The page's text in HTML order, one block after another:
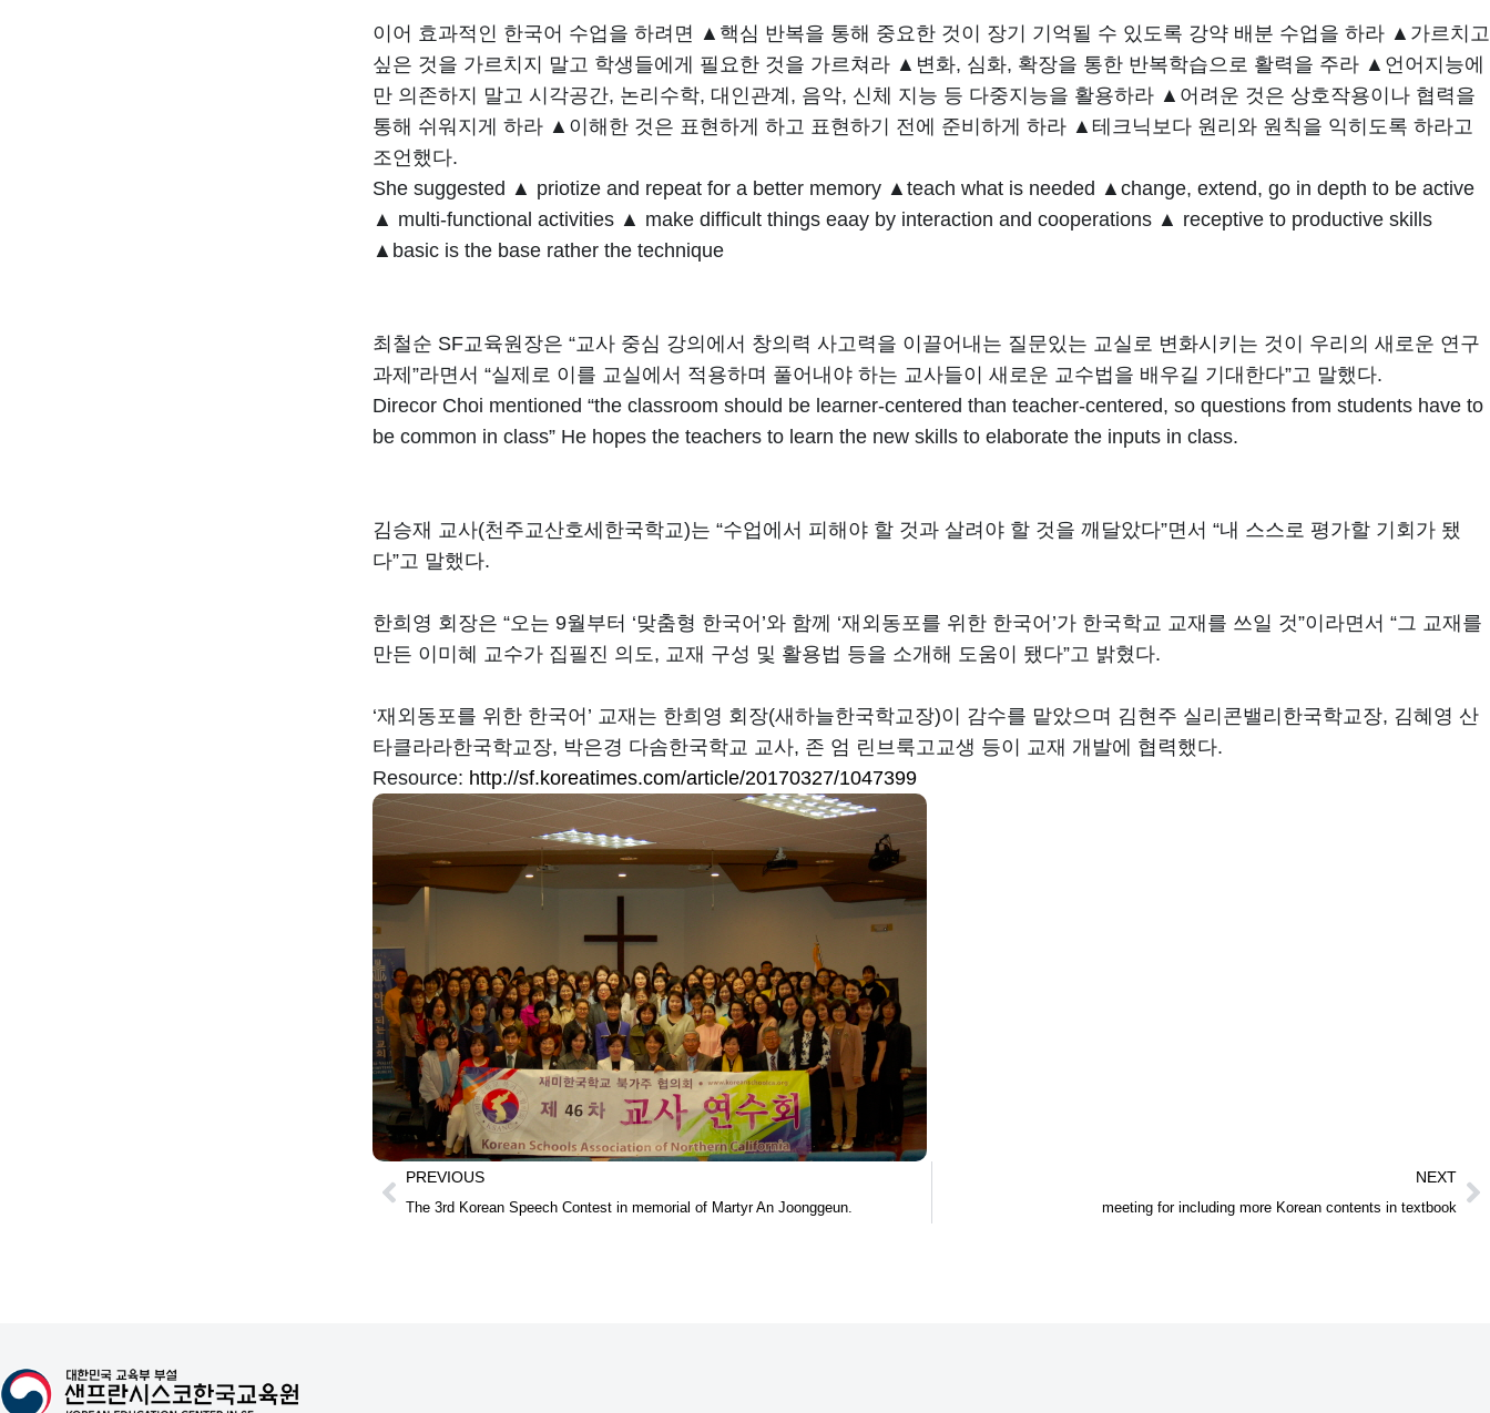
이어 효과적인 한국어 수업을 하려면 ▲핵심 반복을 통해 중요한 것이 장기 기억될 수 있도록 강약 배분 수업을 하라 ▲가르치고
싶은 것을 가르치지 말고 학생들에게 필요한 것을 가르쳐라 ▲변화, 심화, 확장을 통한 반복학습으로 활력을 주라 ▲언어지능에
만 의존하지 말고 시각공간, 논리수학, 대인관계, 음악, 신체 지능 등 다중지능을 활용하라 ▲어려운 것은 상호작용이나 협력을
통해 쉬워지게 하라 ▲이해한 것은 표현하게 하고 표현하기 전에 준비하게 하라 ▲테크닉보다 원리와 원칙을 익히도록 하라고
조언했다.
She suggested ▲ priotize and repeat for a better memory ▲teach what is needed ▲change, extend, go in depth to be active
▲ multi-functional activities ▲ make difficult things eaay by interaction and cooperations ▲ receptive to productive skills
▲basic is the base rather the technique
최철순 SF교육원장은 “교사 중심 강의에서 창의력 사고력을 이끌어내는 질문있는 교실로 변화시키는 것이 우리의 새로운 연구
과제”라면서 “실제로 이를 교실에서 적용하며 풀어내야 하는 교사들이 새로운 교수법을 배우길 기대한다”고 말했다.
Direcor Choi mentioned “the classroom should be learner-centered than teacher-centered, so questions from students have to
be common in class” He hopes the teachers to learn the new skills to elaborate the inputs in class.
김승재 교사(천주교산호세한국학교)는 “수업에서 피해야 할 것과 살려야 할 것을 깨달았다”면서 “내 스스로 평가할 기회가 됐
다”고 말했다.
한희영 회장은 “오는 9월부터 ‘맞춤형 한국어’와 함께 ‘재외동포를 위한 한국어’가 한국학교 교재를 쓰일 것”이라면서 “그 교재를
만든 이미혜 교수가 집필진 의도, 교재 구성 및 활용법 등을 소개해 도움이 됐다”고 밝혔다.
‘재외동포를 위한 한국어’ 교재는 한희영 회장(새하늘한국학교장)이 감수를 맡았으며 김현주 실리콘밸리한국학교장, 김혜영 산
타클라라한국학교장, 박은경 다솜한국학교 교사, 존 엄 린브룩고교생 등이 교재 개발에 협력했다.
Resource: http://sf.koreatimes.com/article/20170327/1047399
PREVIOUS
The 3rd Korean Speech Contest in memorial of Martyr An Joonggeun.
NEXT
meeting for including more Korean contents in textbook